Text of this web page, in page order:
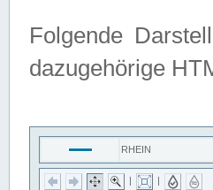
Folgende
dazugehörige